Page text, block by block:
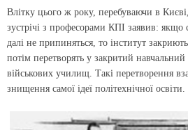
Влітку цього ж року, перебуваючи в
зустрічі з професорами КПІ заявив: якщо
далі не припиняться, то інститут
потім перетворять у закритий навчальний
військових училищ. Такі перетворення
знищення самої ідеї політехнічної освіти.